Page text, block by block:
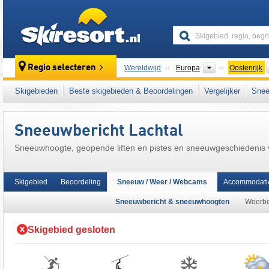
Regio selecteren Wereldwijd Europa Continenten
Oostenrijk
Wereldwijd Europa Continenten
Oostenrijk
Europese Unie
Skigebieden Beste skigebieden & Beoordelingen Vergelijker
Sneeuwbericht Lachtal
Sneeuwhoogte, geopende liften en pistes en sneeuwgeschiedenis
Skigebied Beoordeling Sneeuw / Weer / Webcams
Sneeuwbericht & sneeuwhoogten
Skigebied gesloten